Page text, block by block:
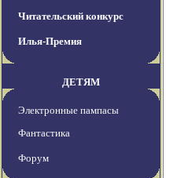
Читательский конкурс
Илья-Премия
ДЕТЯМ
Электронные пампасы
Фантастика
Форум